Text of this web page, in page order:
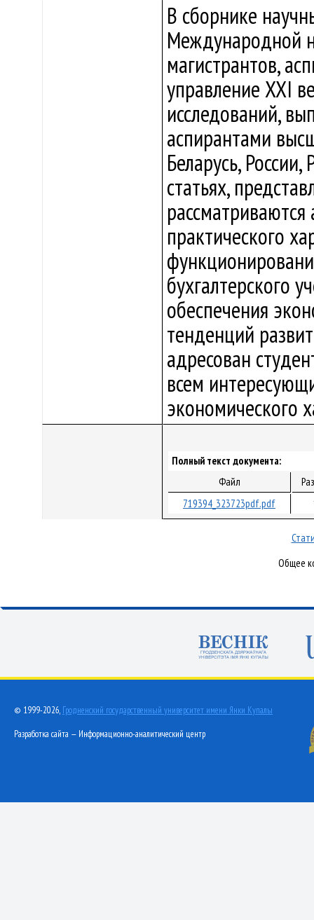
В сборнике
Международной
магистрантов,
управление XXI
исследований,
аспирантами
Беларусь,
статьях,
практического
бухгалтерского
обеспечения
тенденций
адресован
всем
экономического
Полный текст документа:
Файл
719394_323723pdf.pdf
Общее
© 1999-2026, Гродненский государственный университет имени Янки Купалы
Разработка сайта — Информационно-аналитический центр